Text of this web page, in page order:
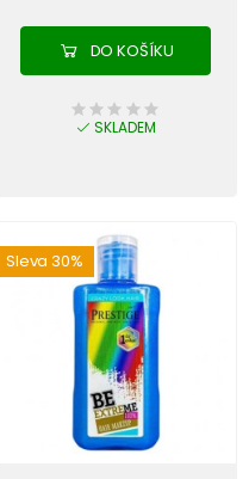
DO KOŠÍKU
SKLADEM
Sleva 30%